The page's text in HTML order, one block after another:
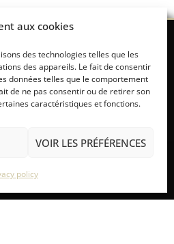
aux cookies
des technologies telles que les
des appareils. Le fait de consentir
données telles que le comportement
de ne pas consentir ou de retirer son
caractéristiques et fonctions.
VOIR LES PRÉFÉRENCES
policy
Services